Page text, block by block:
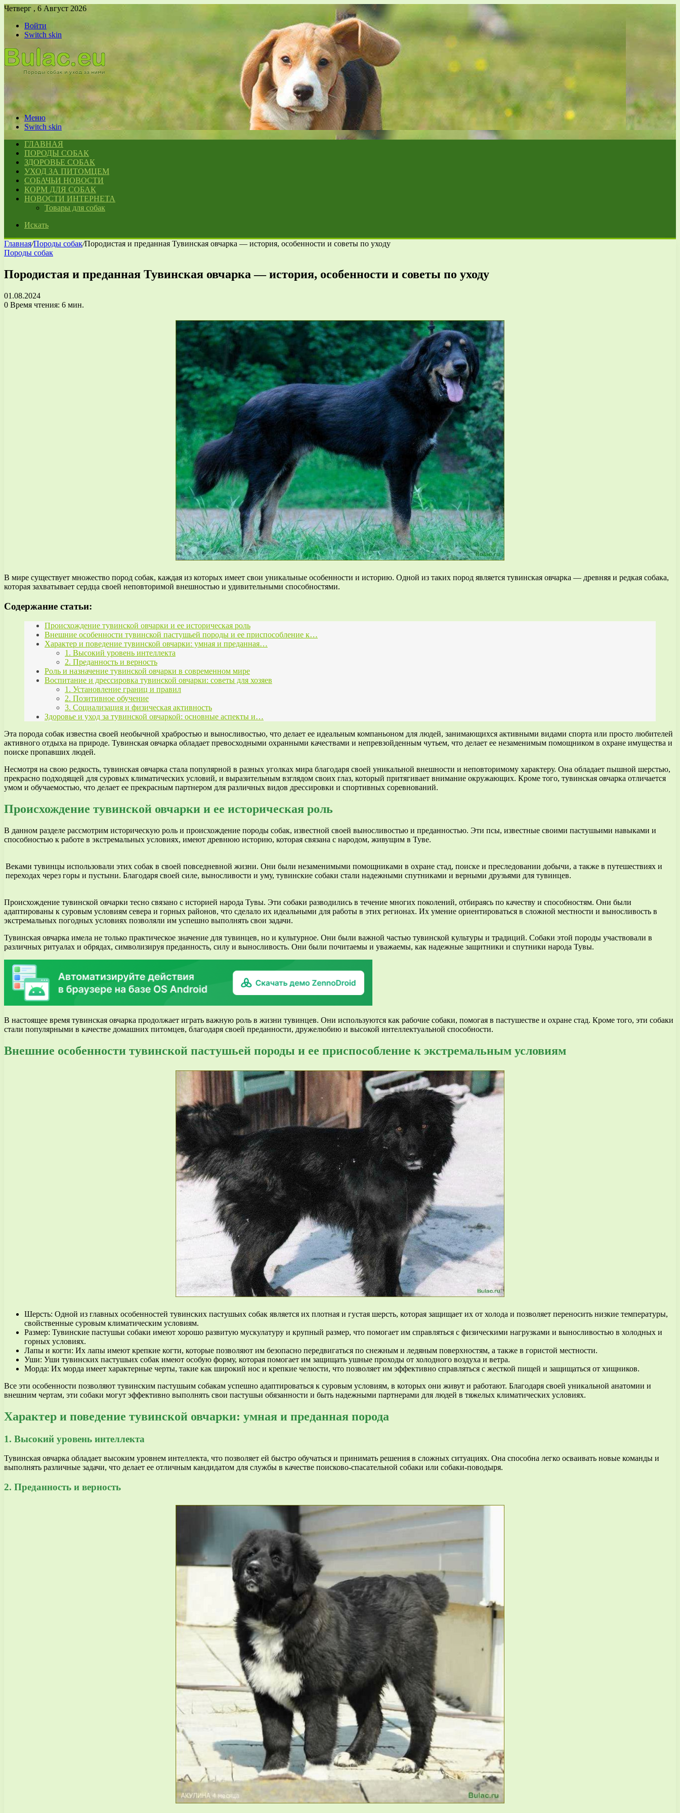
Четверг , 6 Август 2026
Войти
Switch skin
Меню
Switch skin
ГЛАВНАЯ
ПОРОДЫ СОБАК
ЗДОРОВЬЕ СОБАК
УХОД ЗА ПИТОМЦЕМ
СОБАЧЬИ НОВОСТИ
КОРМ ДЛЯ СОБАК
НОВОСТИ ИНТЕРНЕТА
Товары для собак
Искать
Главная/Породы собак/Породистая и преданная Тувинская овчарка — история, особенности и советы по уходу
Породы собак
Породистая и преданная Тувинская овчарка — история, особенности и советы по уходу
01.08.2024
0 Время чтения: 6 мин.
В мире существует множество пород собак, каждая из которых имеет свои уникальные особенности и историю. Одной из таких пород является тувинская овчарка — древняя и редкая собака,
которая захватывает сердца своей неповторимой внешностью и удивительными способностями.
Содержание статьи:
Происхождение тувинской овчарки и ее историческая роль
Внешние особенности тувинской пастушьей породы и ее приспособление к…
Характер и поведение тувинской овчарки: умная и преданная…
1. Высокий уровень интеллекта
2. Преданность и верность
Роль и назначение тувинской овчарки в современном мире
Воспитание и дрессировка тувинской овчарки: советы для хозяев
1. Установление границ и правил
2. Позитивное обучение
3. Социализация и физическая активность
Здоровье и уход за тувинской овчаркой: основные аспекты и…
Эта порода собак известна своей необычной храбростью и выносливостью, что делает ее идеальным компаньоном для людей, занимающихся активными видами спорта или просто любителей
активного отдыха на природе. Тувинская овчарка обладает превосходными охранными качествами и непревзойденным чутьем, что делает ее незаменимым помощником в охране имущества и
поиске пропавших людей.
Несмотря на свою редкость, тувинская овчарка стала популярной в разных уголках мира благодаря своей уникальной внешности и неповторимому характеру. Она обладает пышной шерстью,
прекрасно подходящей для суровых климатических условий, и выразительным взглядом своих глаз, который притягивает внимание окружающих. Кроме того, тувинская овчарка отличается
умом и обучаемостью, что делает ее прекрасным партнером для различных видов дрессировки и спортивных соревнований.
Происхождение тувинской овчарки и ее историческая роль
В данном разделе рассмотрим историческую роль и происхождение породы собак, известной своей выносливостью и преданностью. Эти псы, известные своими пастушьими навыками и
способностью к работе в экстремальных условиях, имеют древнюю историю, которая связана с народом, живущим в Туве.
Веками тувинцы использовали этих собак в своей повседневной жизни. Они были незаменимыми помощниками в охране стад, поиске и преследовании добычи, а также в путешествиях и
переходах через горы и пустыни. Благодаря своей силе, выносливости и уму, тувинские собаки стали надежными спутниками и верными друзьями для тувинцев.
Происхождение тувинской овчарки тесно связано с историей народа Тувы. Эти собаки разводились в течение многих поколений, отбираясь по качеству и способностям. Они были
адаптированы к суровым условиям севера и горных районов, что сделало их идеальными для работы в этих регионах. Их умение ориентироваться в сложной местности и выносливость в
экстремальных погодных условиях позволяли им успешно выполнять свои задачи.
Тувинская овчарка имела не только практическое значение для тувинцев, но и культурное. Они были важной частью тувинской культуры и традиций. Собаки этой породы участвовали в
различных ритуалах и обрядах, символизируя преданность, силу и выносливость. Они были почитаемы и уважаемы, как надежные защитники и спутники народа Тувы.
В настоящее время тувинская овчарка продолжает играть важную роль в жизни тувинцев. Они используются как рабочие собаки, помогая в пастушестве и охране стад. Кроме того, эти собаки
стали популярными в качестве домашних питомцев, благодаря своей преданности, дружелюбию и высокой интеллектуальной способности.
Внешние особенности тувинской пастушьей породы и ее приспособление к экстремальным условиям
Шерсть: Одной из главных особенностей тувинских пастушьих собак является их плотная и густая шерсть, которая защищает их от холода и позволяет переносить низкие температуры,
свойственные суровым климатическим условиям.
Размер: Тувинские пастушьи собаки имеют хорошо развитую мускулатуру и крупный размер, что помогает им справляться с физическими нагрузками и выносливостью в холодных и
горных условиях.
Лапы и когти: Их лапы имеют крепкие когти, которые позволяют им безопасно передвигаться по снежным и ледяным поверхностям, а также в гористой местности.
Уши: Уши тувинских пастушьих собак имеют особую форму, которая помогает им защищать ушные проходы от холодного воздуха и ветра.
Морда: Их морда имеет характерные черты, такие как широкий нос и крепкие челюсти, что позволяет им эффективно справляться с жесткой пищей и защищаться от хищников.
Все эти особенности позволяют тувинским пастушьим собакам успешно адаптироваться к суровым условиям, в которых они живут и работают. Благодаря своей уникальной анатомии и
внешним чертам, эти собаки могут эффективно выполнять свои пастушьи обязанности и быть надежными партнерами для людей в тяжелых климатических условиях.
Характер и поведение тувинской овчарки: умная и преданная порода
1. Высокий уровень интеллекта
Тувинская овчарка обладает высоким уровнем интеллекта, что позволяет ей быстро обучаться и принимать решения в сложных ситуациях. Она способна легко осваивать новые команды и
выполнять различные задачи, что делает ее отличным кандидатом для службы в качестве поисково-спасательной собаки или собаки-поводыря.
2. Преданность и верность